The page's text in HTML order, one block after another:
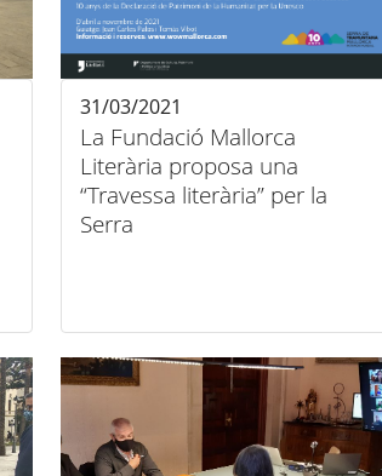
La Fundació Mallorca
Literària proposa una
“Travessa literària” per la
Serra
31/03/2021